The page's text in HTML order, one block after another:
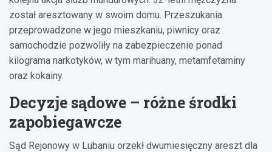
został aresztowany w swoim domu. Przeszukania
przeprowadzone w jego mieszkaniu, piwnicy oraz
samochodzie pozwoliły na zabezpieczenie ponad
kilograma narkotyków, w tym marihuany, metamfetaminy
oraz kokainy.
Decyzje sądowe – różne środki
zapobiegawcze
Sąd Rejonowy w Lubaniu orzekł dwumiesięczny areszt dla